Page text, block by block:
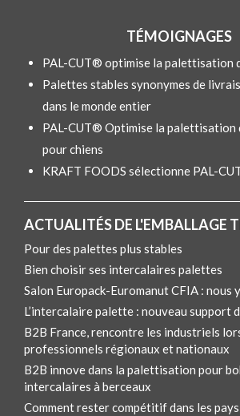
TÉMOIGNAGES
PAL-CUT® optimise la palettisation
Palettes stables synonymes de
dans le monde entier
PAL-CUT® Optimise la palettisation
pour chiens
KRAFT FOODS sélectionne PAL-
ACTUALITÉS DE L'EMBALLAGE
Pour des palettes plus stables
Bien choisir ses intercalaires palettes
Salon Europack-Euromanut CFIA : nous
L’intercalaire palette : nouveau support
B2B France, rencontre les industriels
professionnels régionaux et nationaux
B2B innove dans la palettisation pour
intercalaires à berceaux
Comment rester compétitif dans les